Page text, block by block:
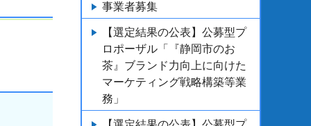
事業者募集
【選定結果の公表】公募型プ
ロポーザル「『静岡市のお
茶』ブランド力向上に向けた
マーケティング戦略構築等業
務」